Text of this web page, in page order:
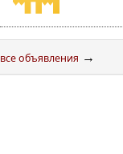
все объявления →